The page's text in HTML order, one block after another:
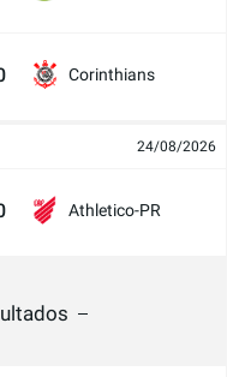
Corinthians
24/08/2026
Athletico-PR